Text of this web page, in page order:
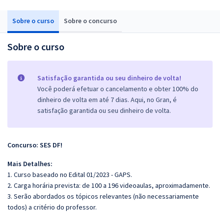
Sobre o curso Sobre o concurso
Sobre o curso
Satisfação garantida ou seu dinheiro de volta!
Você poderá efetuar o cancelamento e obter 100% do
dinheiro de volta em até 7 dias. Aqui, no Gran, é
satisfação garantida ou seu dinheiro de volta.
Concurso: SES DF!
Mais Detalhes:
1. Curso baseado no Edital 01/2023 - GAPS.
2. Carga horária prevista: de 100 a 196 videoaulas, aproximadamente.
3. Serão abordados os tópicos relevantes (não necessariamente
todos) a critério do professor.